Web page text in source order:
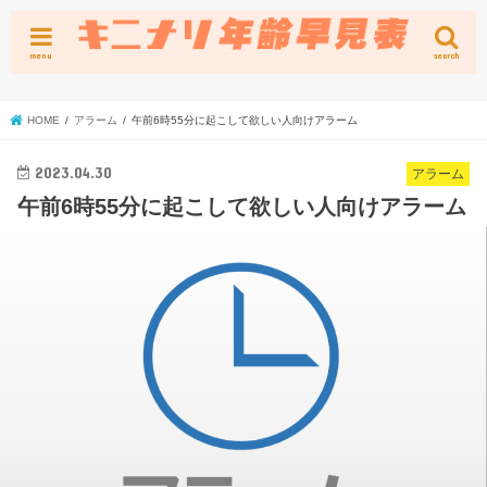
search
menu
HOME アラーム 午前6時55分に起こして欲しい人向けアラーム
アラーム
2023.04.30
午前6時55分に起こして欲しい人向けアラーム